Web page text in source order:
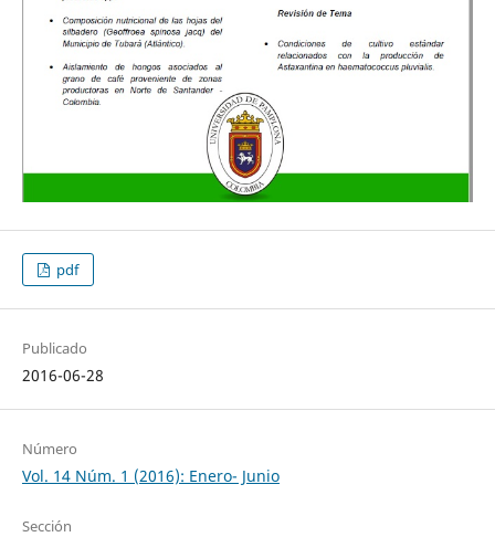
pdf
Publicado
2016-06-28
Número
Vol. 14 Núm. 1 (2016): Enero- Junio
Sección